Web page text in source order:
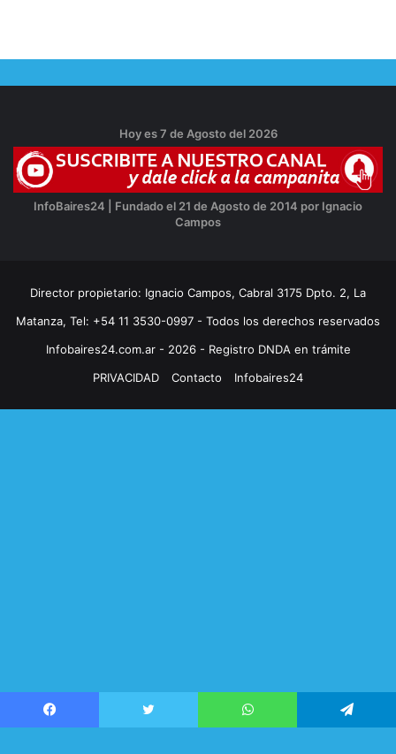
Hoy es 7 de Agosto del 2026
InfoBaires24 | Fundado el 21 de Agosto de 2014 por Ignacio
Campos
Director propietario: Ignacio Campos, Cabral 3175 Dpto. 2, La
Matanza, Tel: +54 11 3530-0997 - Todos los derechos reservados
Infobaires24.com.ar - 2026 - Registro DNDA en trámite
PRIVACIDAD
Contacto Infobaires24
Facebook WhatsApp Telegram